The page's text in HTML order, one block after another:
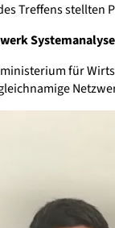
Treffens
Systemanalyse
für